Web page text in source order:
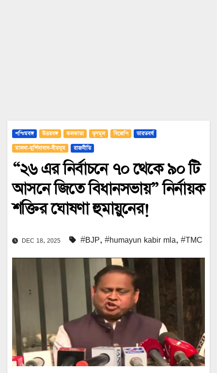
পশ্চিমবঙ্গ উত্তরবঙ্গ কলকাতা তৃণমূল বিজেপি
ভারতবর্ষ
মালদা-মুর্শিদাবাদ-বীরভূম
রাজনীতি
“২৬ এর নির্বাচনে ৭০ থেকে ৯০ টি
আসনে জিতে বিধানসভায়” নির্নায়ক
শক্তির ঘোষণা হুমায়ুনের!
DEC 18, 2025 #BJP, #humayun kabir mla, #TMC